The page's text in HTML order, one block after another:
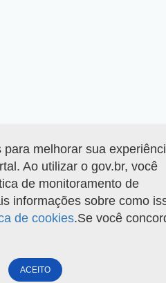
para melhorar sua
Ao utilizar o gov.br, você
de monitoramento de
informações sobre como
de cookies.Se você
ACEITO